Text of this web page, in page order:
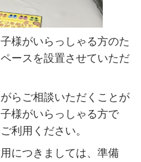
様がいらっしゃる方のた
ースを設置させていただ
らご相談いただくことが
様がいらっしゃる方で
利用ください。
につきましては、準備